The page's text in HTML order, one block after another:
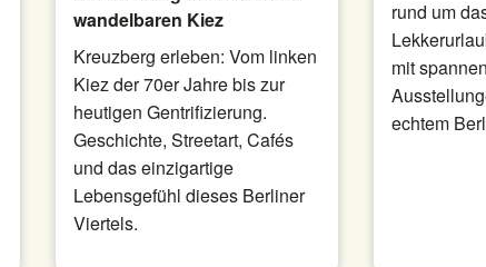
wandelbaren Kiez
Kreuzberg erleben: Vom linken
Kiez der 70er Jahre bis zur
heutigen Gentrifizierung.
Geschichte, Streetart, Cafés
und das einzigartige
Lebensgefühl dieses Berliner
Viertels.
rund um
mit
echtem